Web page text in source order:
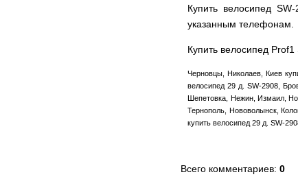
Купить велосипед
указанным телефонам.
Купить велосипед
Черновцы, Николаев, Киев
велосипед 29 д. SW-2908,
Шепетовка, Нежин, Измаил,
Тернополь, Нововолынск,
купить велосипед 29 д. SW-
Всего комментариев:0